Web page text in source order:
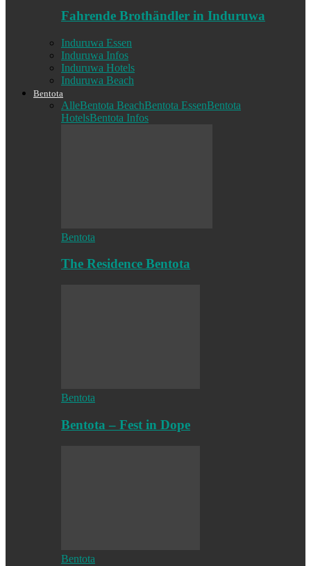
Fahrende Brothändler in Induruwa
Induruwa Essen
Induruwa Infos
Induruwa Hotels
Induruwa Beach
Bentota
AlleBentota BeachBentota EssenBentota
HotelsBentota Infos
Bentota
The Residence Bentota
Bentota
Bentota – Fest in Dope
Bentota